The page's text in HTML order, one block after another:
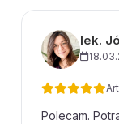
lek.
Polecam.